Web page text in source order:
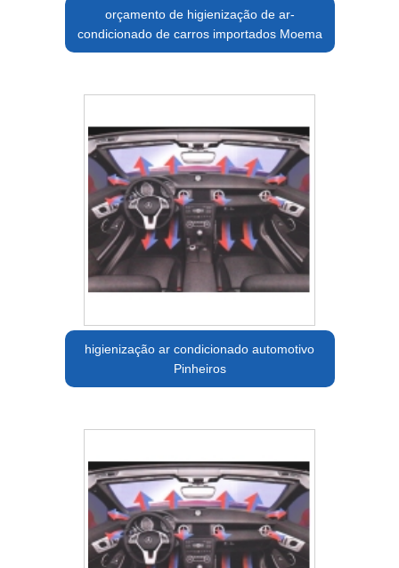
orçamento de higienização de ar-
condicionado de carros importados Moema
higienização ar condicionado automotivo
Pinheiros